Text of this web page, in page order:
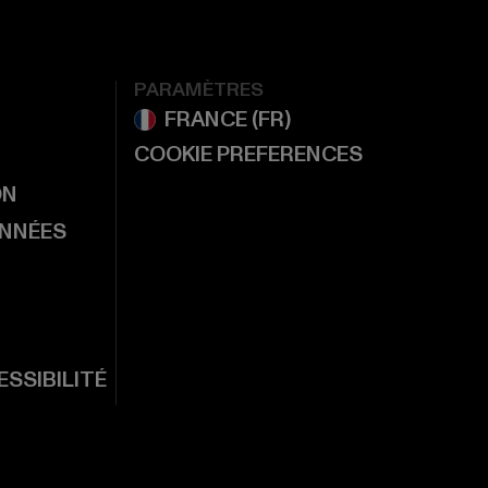
PARAMÈTRES
COOKIE PREFERENCES